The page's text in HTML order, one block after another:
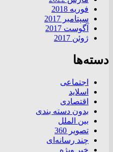
فوریه 2018
سپتامبر 2017
آگوست 2017
ژوئن 2017
دسته‌ها
اجتماعی
اسلاید
اقتصادی
بدون دسته بندی
بین الملل
تصویر 360
چند رسانه‌ای
خبر ویژه